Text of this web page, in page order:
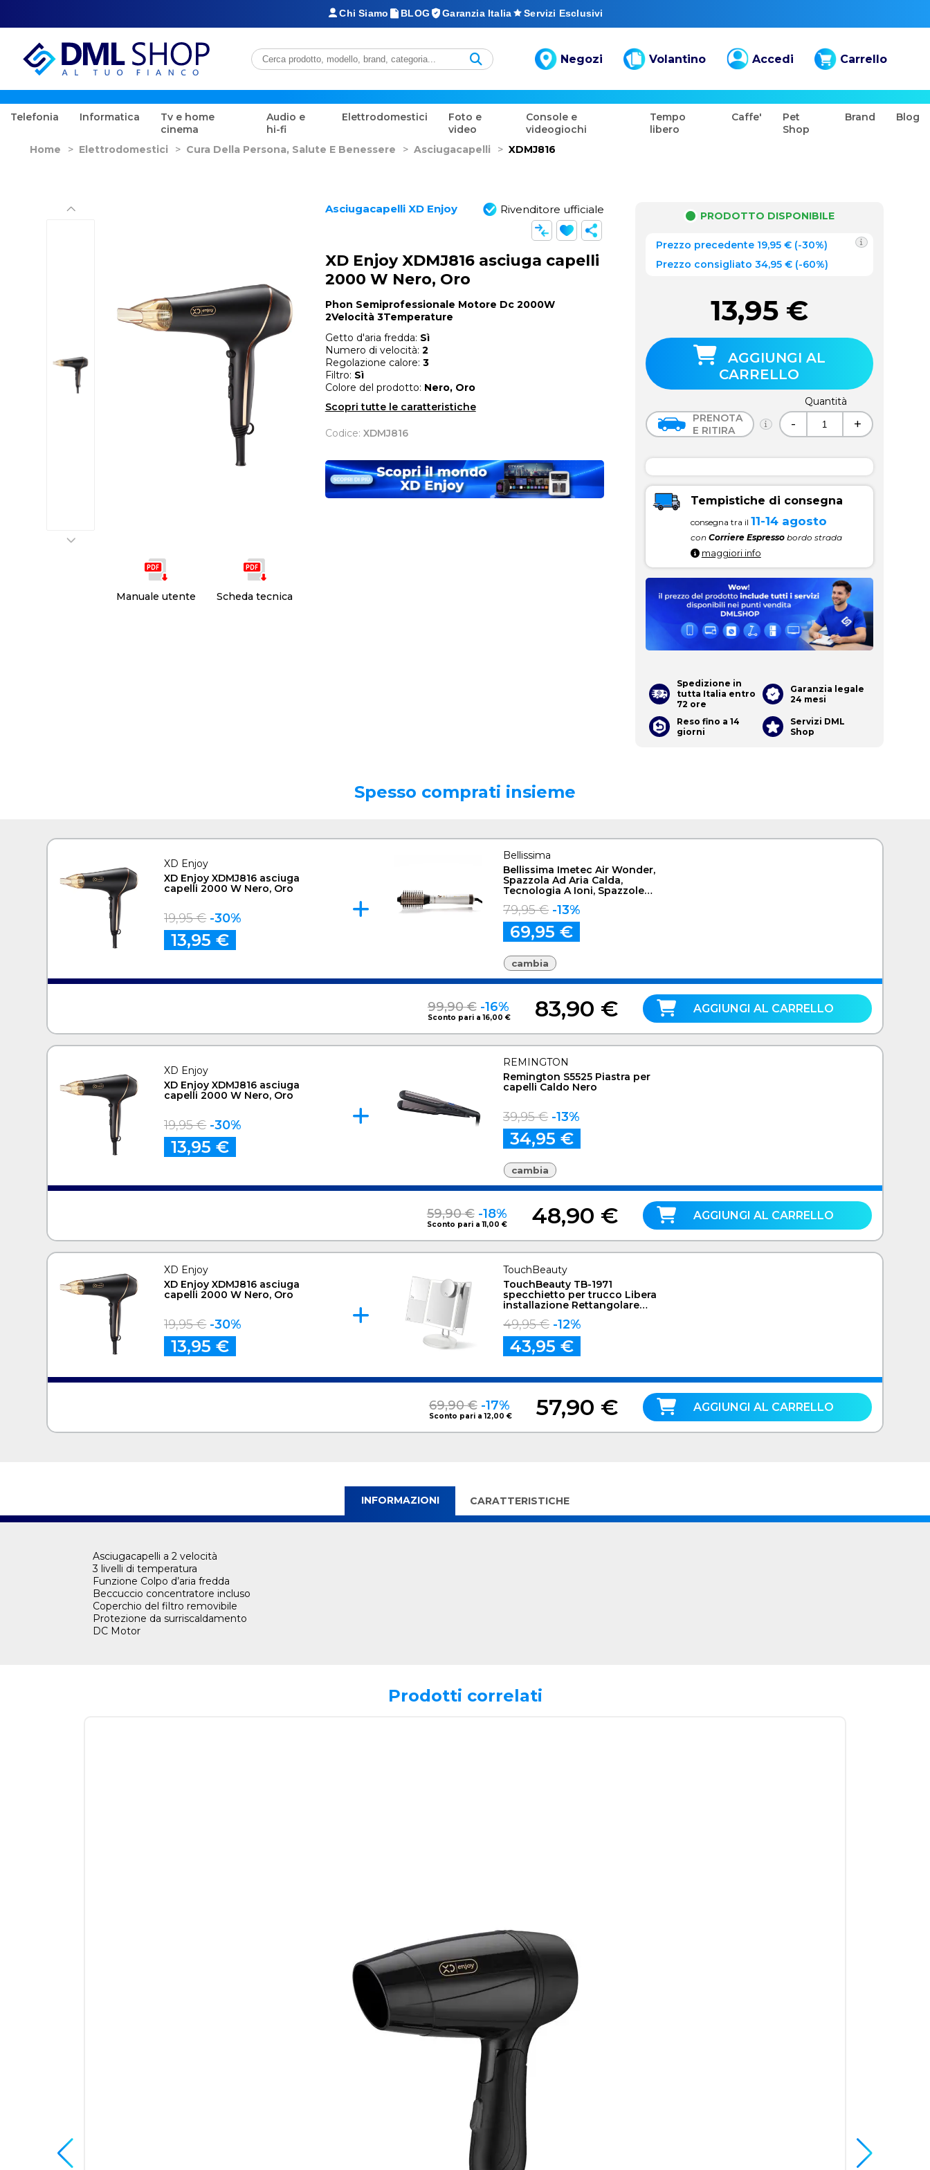
Chi Siamo BLOG Garanzia Italia Servizi Esclusivi
Negozi Volantino Accedi Carrello
Telefonia Informatica
Tv e home
cinema
Audio e
hi-fi
Elettrodomestici
Foto e
video
Console e
videogiochi
Tempo
libero
Caffe'
Pet
Shop
Brand Blog
Home > Elettrodomestici > Cura Della Persona, Salute E Benessere > Asciugacapelli > XDMJ816
Manuale utente Scheda tecnica
Asciugacapelli XD Enjoy Rivenditore ufficiale
XD Enjoy XDMJ816 asciuga capelli
2000 W Nero, Oro
Phon Semiprofessionale Motore Dc 2000W
2Velocità 3Temperature
Getto d'aria fredda: Sì
Numero di velocità: 2
Regolazione calore: 3
Filtro: Sì
Colore del prodotto: Nero, Oro
Scopri tutte le caratteristiche
Codice: XDMJ816
PRODOTTO DISPONIBILE
Prezzo precedente 19,95 € (-30%)
Prezzo consigliato 34,95 € (-60%)
13,95 €
AGGIUNGI AL
CARRELLO
PRENOTA
E RITIRA
Quantità
- +
Tempistiche di consegna
consegna tra il 11-14 agosto
con Corriere Espressobordo strada
maggiori info
Spedizione in
tutta Italia entro
72 ore
Garanzia legale
24 mesi
Reso fino a 14
giorni
Servizi DML
Shop
Spesso comprati insieme
XD Enjoy
XD Enjoy XDMJ816 asciuga
capelli 2000 W Nero, Oro
19,95 € -30%
13,95 €
Bellissima
Bellissima Imetec Air Wonder,
Spazzola Ad Aria Calda,
Tecnologia A Ioni, Spazzole
Cheratina, Asciuga, Dona
Volume, 8 Accessori, 1000 W
79,95 € -13%
69,95 €
cambia
99,90 € -16%
Sconto pari a 16,00 € 83,90 € AGGIUNGI AL CARRELLO
XD Enjoy
XD Enjoy XDMJ816 asciuga
capelli 2000 W Nero, Oro
19,95 € -30%
13,95 €
REMINGTON
Remington S5525 Piastra per
capelli Caldo Nero
39,95 € -13%
34,95 €
cambia
59,90 € -18%
Sconto pari a 11,00 € 48,90 € AGGIUNGI AL CARRELLO
XD Enjoy
XD Enjoy XDMJ816 asciuga
capelli 2000 W Nero, Oro
19,95 € -30%
13,95 €
TouchBeauty
TouchBeauty TB-1971
specchietto per trucco Libera
installazione Rettangolare
49,95 € -12%
43,95 €
69,90 € -17%
Sconto pari a 12,00 € 57,90 € AGGIUNGI AL CARRELLO
INFORMAZIONI CARATTERISTICHE
Asciugacapelli a 2 velocità
3 livelli di temperatura
Funzione Colpo d’aria fredda
Beccuccio concentratore incluso
Coperchio del filtro removibile
Protezione da surriscaldamento
DC Motor
Prodotti correlati